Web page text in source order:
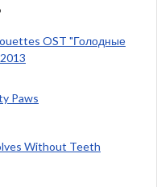
OST "Голодные
Paws
Without Teeth